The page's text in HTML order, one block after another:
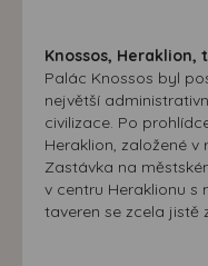
Knossos, Heraklion,
Palác Knossos byl
největší
civilizace. Po
Heraklion, založené
Zastávka na
v centru Heraklionu s
taveren se zcela jistě